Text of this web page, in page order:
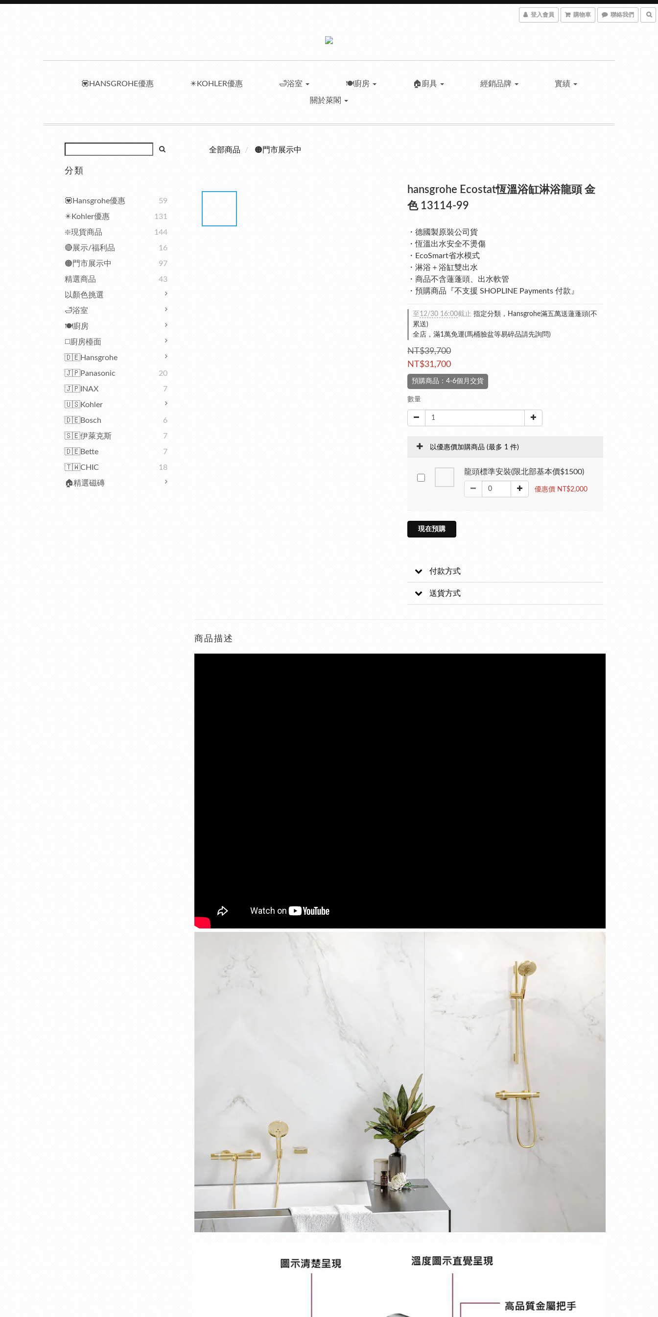
登入會員 購物車 聯絡我們
💟HANSGROHE優惠 ✴️KOHLER優惠 🛁浴室 🍽️廚房 🏠廚具 經銷品牌 實績
關於萊閣
分類
💟Hansgrohe優惠
59
✴️Kohler優惠
131
❇️現貨商品
144
🔴展示/福利品
16
🟠門市展示中
97
精選商品
43
以顏色挑選
🛁浴室
🍽️廚房
◻️廚房檯面
🇩🇪Hansgrohe
🇯🇵Panasonic
20
🇯🇵INAX
7
🇺🇸Kohler
🇩🇪Bosch
6
🇸🇪伊萊克斯
7
🇩🇪Bette
7
🇹🇼CHIC
18
🏠精選磁磚
全部商品 🟠門市展示中
hansgrohe Ecostat恆溫浴缸淋浴龍頭 金
色 13114-99
・德國製原裝公司貨
・恆溫出水安全不燙傷
・EcoSmart省水模式
・淋浴＋浴缸雙出水
・商品不含蓮蓬頭、出水軟管
・預購商品『不支援 SHOPLINE Payments 付款』
至 12/30 16:00截止 指定分類，Hansgrohe滿五萬送蓮蓬頭(不
累送)
全店，滿1萬免運(馬桶臉盆等易碎品請先詢問)
NT$39,700
NT$31,700
預購商品：4-6個月交貨
數量
以優惠價加購商品 (最多 1 件)
龍頭標準安裝(限北部基本價$1500)
優惠價 NT$2,000
現在預購
付款方式
送貨方式
商品描述